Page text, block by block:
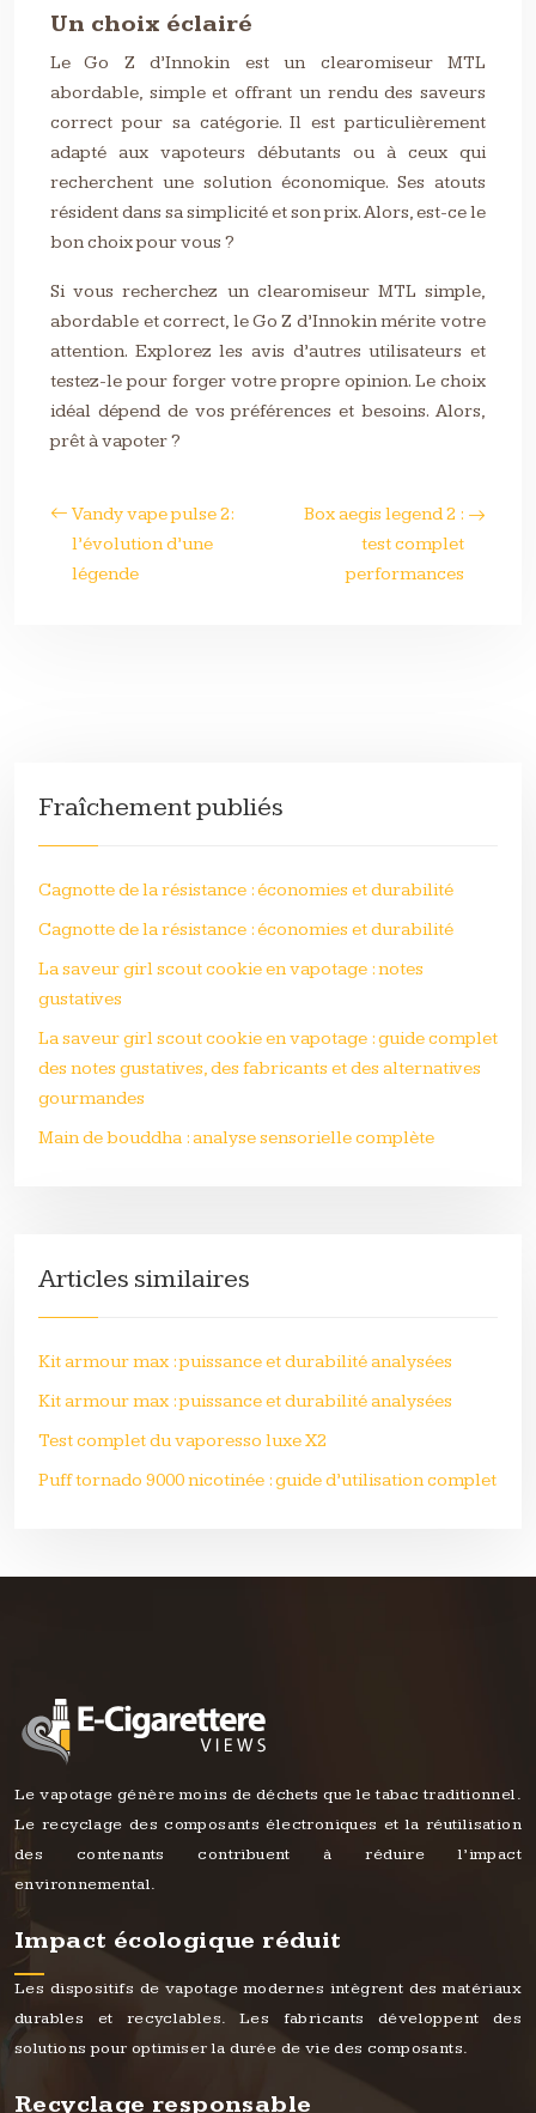
Un choix éclairé
Le Go Z d’Innokin est un clearomiseur MTL
abordable, simple et offrant un rendu des saveurs
correct pour sa catégorie. Il est particulièrement
adapté aux vapoteurs débutants ou à ceux qui
recherchent une solution économique. Ses atouts
résident dans sa simplicité et son prix. Alors, est-ce le
bon choix pour vous ?
Si vous recherchez un clearomiseur MTL simple,
abordable et correct, le Go Z d’Innokin mérite votre
attention. Explorez les avis d’autres utilisateurs et
testez-le pour forger votre propre opinion. Le choix
idéal dépend de vos préférences et besoins. Alors,
prêt à vapoter ?
Vandy vape pulse 2:
l’évolution d’une
légende
Box aegis legend 2 :
test complet
performances
Fraîchement publiés
Cagnotte de la résistance : économies et durabilité
Cagnotte de la résistance : économies et durabilité
La saveur girl scout cookie en vapotage : notes
gustatives
La saveur girl scout cookie en vapotage : guide complet
des notes gustatives, des fabricants et des alternatives
gourmandes
Main de bouddha : analyse sensorielle complète
Articles similaires
Kit armour max : puissance et durabilité analysées
Kit armour max : puissance et durabilité analysées
Test complet du vaporesso luxe X2
Puff tornado 9000 nicotinée : guide d’utilisation complet
Le vapotage génère moins de déchets que le tabac traditionnel.
Le recyclage des composants électroniques et la réutilisation
des contenants contribuent à réduire l’impact
environnemental.
Impact écologique réduit
Les dispositifs de vapotage modernes intègrent des matériaux
durables et recyclables. Les fabricants développent des
solutions pour optimiser la durée de vie des composants.
Recyclage responsable